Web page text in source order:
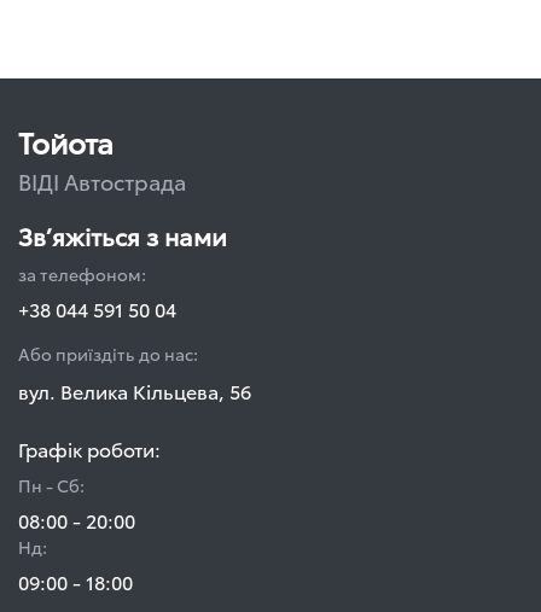
Тойота
ВІДІ Автострада
Зв’яжіться з нами
за телефоном:
+38 044 591 50 04
Або приїздіть до нас:
вул. Велика Кільцева, 56
Графік роботи:
Пн - Сб:
08:00 - 20:00
Нд:
09:00 - 18:00